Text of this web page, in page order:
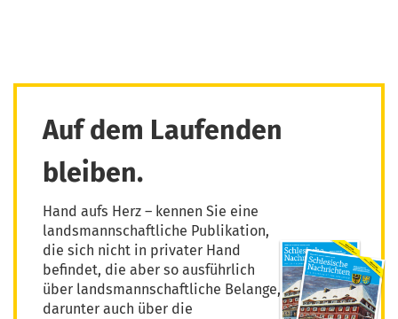
Auf dem Laufenden
bleiben.
Hand aufs Herz – kennen Sie eine
landsmannschaftliche Publikation,
die sich nicht in privater Hand
befindet, die aber so ausführlich
über landsmannschaftliche Belange,
darunter auch über die